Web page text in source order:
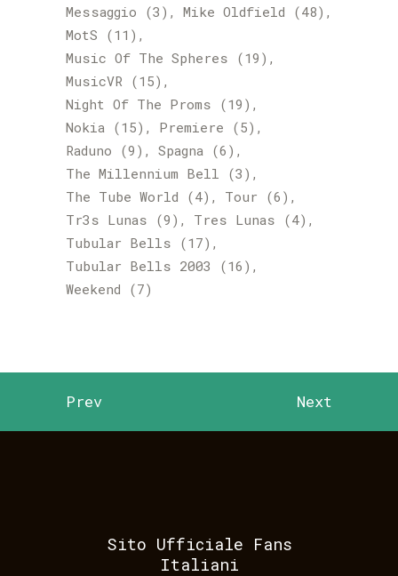
Messaggio (3) Mike Oldfield (48)
MotS (11)
Music Of The Spheres (19)
MusicVR (15)
Night Of The Proms (19)
Nokia (15) Premiere (5)
Raduno (9) Spagna (6)
The Millennium Bell
(3)
The Tube World (4) Tour (6)
Tr3s Lunas (9) Tres Lunas (4)
Tubular Bells (17)
Tubular Bells 2003 (16)
Weekend (7)
Prev Next
Sito Ufficiale Fans
Italiani